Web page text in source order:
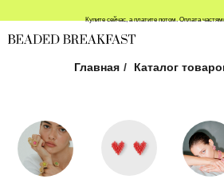
Купите сейчас, а платите потом. Оплата
Главная / Каталог